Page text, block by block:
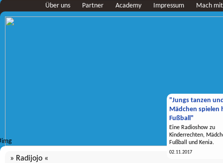
Über uns Partner Academy Impressum Mach mit
"Jungs tanzen
Mädchen spielen
Fußball"
Eine Radioshow zu
Kinderrechten,
Fußball und Kenia.
02.11.2017
Radijojo